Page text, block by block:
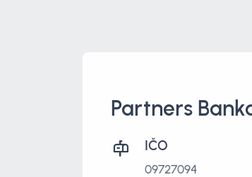
Partners
IČO
09727094